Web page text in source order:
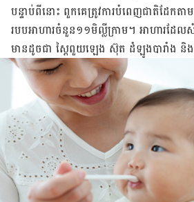
បន្ទាប់​ពី​នោះ​ ពួក​គេ​ត្រូវការ​បំពេញ​ជាតិ​ដែក​តាម​
របប​អាហារ​ចំនួន​១១មិល្លីក្រាម​។​ អាហារ​ដែ
មាន​ដូចជា​ ស្ពៃ​ពួយ​ឡេង​​ ស៊ុត​ ដំឡូង​បារាំង​